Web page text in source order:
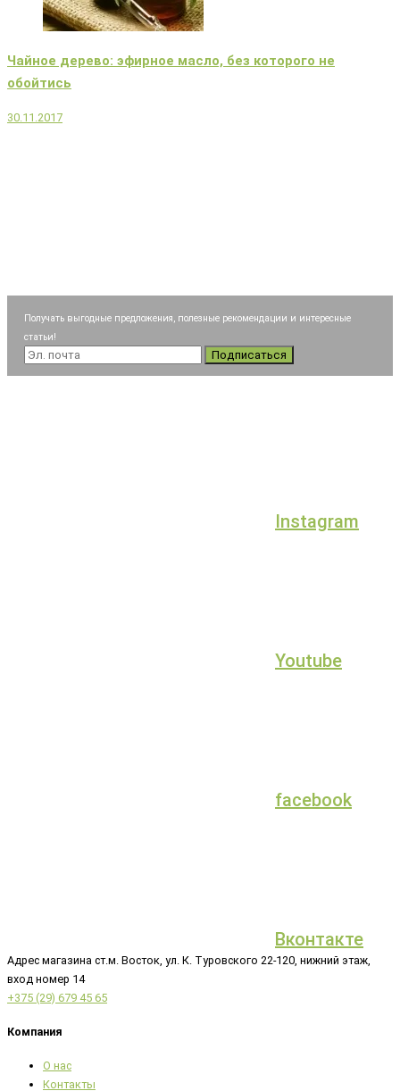
Чайное дерево: эфирное масло, без которого не
обойтись
30.11.2017
Получать выгодные предложения, полезные рекомендации и интересные
статьи!
Подписаться
Instagram
Youtube
facebook
Вконтакте
Адрес магазина ст.м. Восток, ул. К. Туровского 22-120, нижний этаж,
вход номер 14
+375 (29) 679 45 65
Компания
О нас
Контакты